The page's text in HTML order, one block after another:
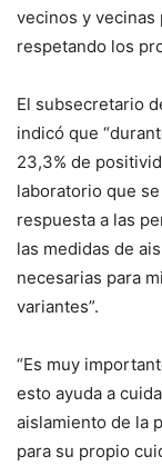
vecinos y
respetando los
El subsecretario
indicó que
23,3% de
laboratorio que
respuesta a las
las medidas de
necesarias para
variantes”.
“Es muy
esto ayuda a
aislamiento de la
para su propio